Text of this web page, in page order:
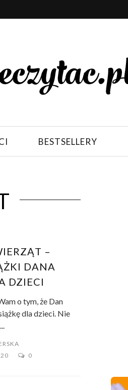
BESTSELLERY
–
DANA
DZIECI
o tym, że Dan
dla dzieci. Nie
0